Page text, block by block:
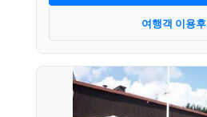
여행객 이용